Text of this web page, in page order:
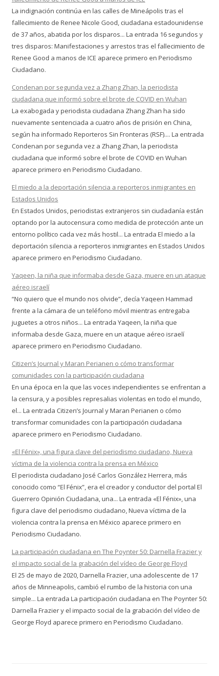
La indignación continúa en las calles de Mineápolis tras el
fallecimiento de Renee Nicole Good, ciudadana estadounidense
de 37 años, abatida por los disparos... La entrada 16 segundos y
tres disparos: Manifestaciones y arrestos tras el fallecimiento de
Renee Good a manos de ICE aparece primero en Periodismo
Ciudadano.
Condenan por segunda vez a Zhang Zhan, la periodista
ciudadana que informó sobre el brote de COVID en Wuhan
La exabogada y periodista ciudadana Zhang Zhan ha sido
nuevamente sentenciada a cuatro años de prisión en China,
según ha informado Reporteros Sin Fronteras (RSF).... La entrada
Condenan por segunda vez a Zhang Zhan, la periodista
ciudadana que informó sobre el brote de COVID en Wuhan
aparece primero en Periodismo Ciudadano.
El miedo a la deportación silencia a reporteros inmigrantes en
Estados Unidos
En Estados Unidos, periodistas extranjeros sin ciudadanía están
optando por la autocensura como medida de protección ante un
entorno político cada vez más hostil... La entrada El miedo a la
deportación silencia a reporteros inmigrantes en Estados Unidos
aparece primero en Periodismo Ciudadano.
Yaqeen, la niña que informaba desde Gaza, muere en un ataque
aéreo israelí
“No quiero que el mundo nos olvide”, decía Yaqeen Hammad
frente a la cámara de un teléfono móvil mientras entregaba
juguetes a otros niños... La entrada Yaqeen, la niña que
informaba desde Gaza, muere en un ataque aéreo israelí
aparece primero en Periodismo Ciudadano.
Citizen’s Journal y Maran Perianen o cómo transformar
comunidades con la participación ciudadana
En una época en la que las voces independientes se enfrentan a
la censura, y a posibles represalias violentas en todo el mundo,
el... La entrada Citizen’s Journal y Maran Perianen o cómo
transformar comunidades con la participación ciudadana
aparece primero en Periodismo Ciudadano.
«El Fénix», una figura clave del periodismo ciudadano, Nueva
víctima de la violencia contra la prensa en México
El periodista ciudadano José Carlos González Herrera, más
conocido como “El Fénix”, era el creador y conductor del portal El
Guerrero Opinión Ciudadana, una... La entrada «El Fénix», una
figura clave del periodismo ciudadano, Nueva víctima de la
violencia contra la prensa en México aparece primero en
Periodismo Ciudadano.
La participación ciudadana en The Poynter 50: Darnella Frazier y
el impacto social de la grabación del vídeo de George Floyd
El 25 de mayo de 2020, Darnella Frazier, una adolescente de 17
años de Minneapolis, cambió el rumbo de la historia con una
simple... La entrada La participación ciudadana en The Poynter 50:
Darnella Frazier y el impacto social de la grabación del vídeo de
George Floyd aparece primero en Periodismo Ciudadano.